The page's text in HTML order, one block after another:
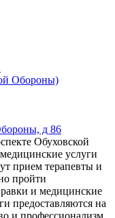
Обороны)
д 86
Обуховской
услуги
прием терапевты и
пройти
и медицинские
предоставляются на
и профессионализм